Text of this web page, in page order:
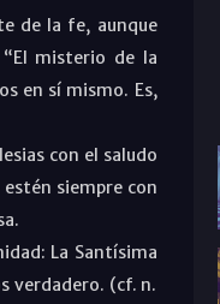
de la fe, aunque
El misterio de la
en sí mismo. Es,
con el saludo
siempre con
La Santísima
verdadero. (cf. n.